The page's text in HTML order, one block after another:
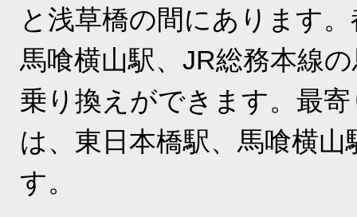
と浅草橋の間にあります
馬喰横山駅、JR総務本線
乗り換えができます。最
は、東日本橋駅、馬喰横山
す。